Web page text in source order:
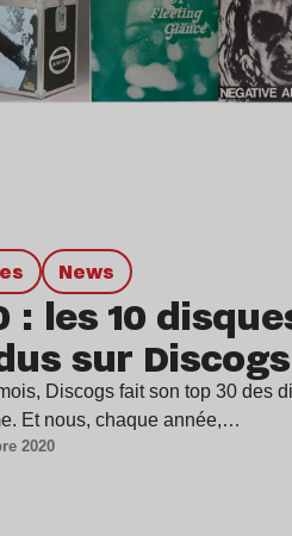
news
: les 10
sur Discogs
Discogs fait son top 30 des
Et nous, chaque année,…
2020